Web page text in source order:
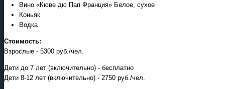
Вино «Кюве дю Пап Франция» Белое, сухое
Коньяк
Водка
Стоимость:
Взрослые - 5300 руб./чел.
Дети до 7 лет (включительно) - бесплатно
Дети 8-12 лет (включительно) - 2750 руб./чел.